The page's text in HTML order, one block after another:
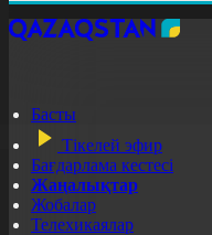
Басты
Тікелей эфир
Бағдарлама кестесі
Жаңалықтар
Жобалар
Телехикаялар